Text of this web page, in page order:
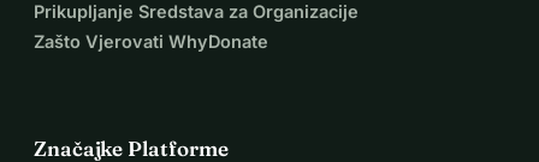
Prikupljanje Sredstava za Organizacije
Zašto Vjerovati WhyDonate
Značajke Platforme